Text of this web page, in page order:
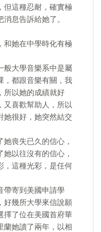
但這種忍耐，確實極
息告訴給她了。
和她在中學時化有極
般大學音樂系中是屬
，都跟音樂有關，我
所以她的成績就好
又喜歡幫助人，所以
她很好，她突然結交
喪失已久的信心，
以往沒有的信心，
，這種光彩，是任何
帶寄到美國申請學
好幾所大學來信說願
擇了位在美國首府華
蘭她讀了兩年，以相